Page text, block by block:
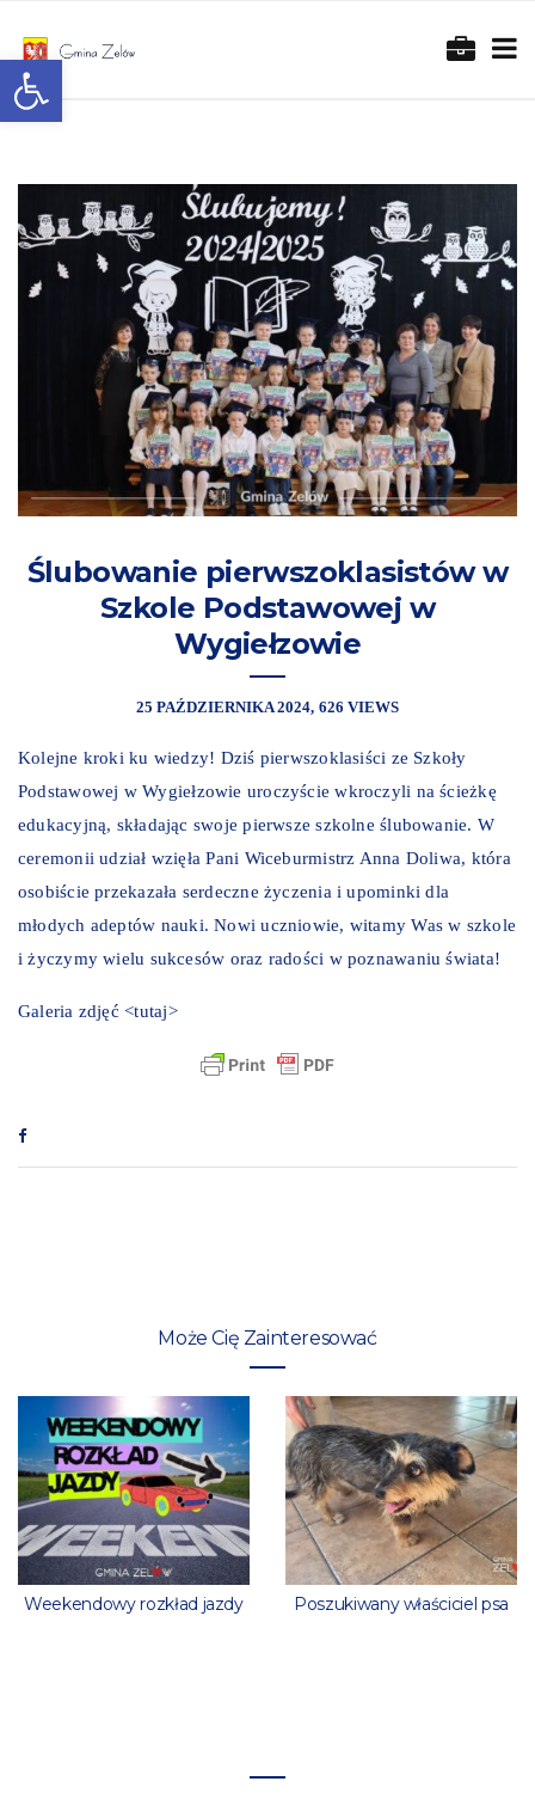
Otwórz pasek narzędzi
Ślubowanie pierwszoklasistów w
Szkole Podstawowej w
Wygiełzowie
25 PAŹDZIERNIKA 2024 626 VIEWS
Kolejne kroki ku wiedzy! Dziś pierwszoklasiści ze Szkoły
Podstawowej w Wygiełzowie uroczyście wkroczyli na ścieżkę
edukacyjną, składając swoje pierwsze szkolne ślubowanie. W
ceremonii udział wzięła Pani Wiceburmistrz Anna Doliwa, która
osobiście przekazała serdeczne życzenia i upominki dla
młodych adeptów nauki. Nowi uczniowie, witamy Was w szkole
i życzymy wielu sukcesów oraz radości w poznawaniu świata!
Galeria zdjęć<tutaj>
Może Cię Zainteresować
Weekendowy rozkład jazdy Poszukiwany właściciel psa